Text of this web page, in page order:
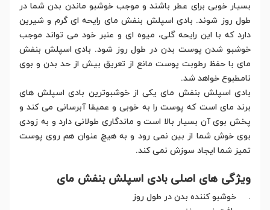
بسیار خوبی برای عطر باشند و موجب خوشبو ماندن بدن شما در
طول روز شوند. بادی اسپلش بنفش مای رایحه ای گرم و شیرین
دارد که با این رایحه گلی، میوه ای و عنبر خود می تواند موجب
خوشبو شدن پوست بدن در طول روز شود. بادی اسپلش بنفش
مای با حفظ رطوبت پوست مانع از تعریق بیش از حد بدن و بوی
نامطبوع خواهد شد.
بادی اسپلش بنفش مای یکی از خوشبوترین بادی اسپلش های
برند مای است که پوست را به خوبی و عمیقا آبرسانی می کند و
پخش بوی آن بسیار بالا است و ماندگاری طولانی دارد و به زودی
بوی خوش شما از بین نمی رود و به هیچ عنوان هم روی پوست
تمیز شما ایجاد سوزش نمی کند.
ویژگی های اصلی بادی اسپلش بنفش مای
. خوشبو کننده بدن در طول روز